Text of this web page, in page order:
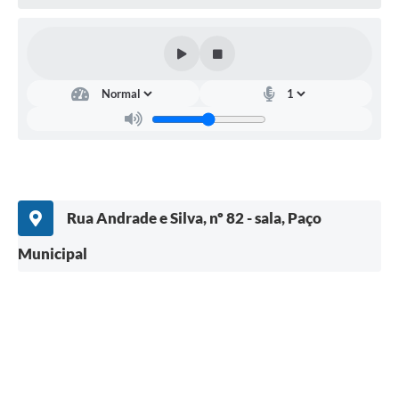
Rua Andrade e Silva, nº 82 - sala, Paço
Municipal